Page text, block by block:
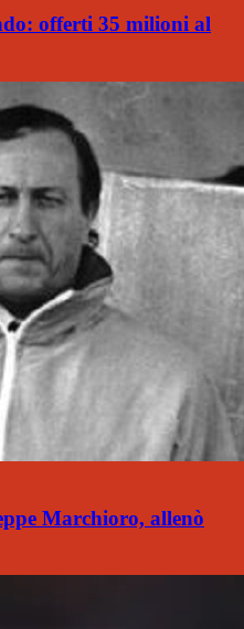
offerti 35 milioni al
Marchioro, allenò